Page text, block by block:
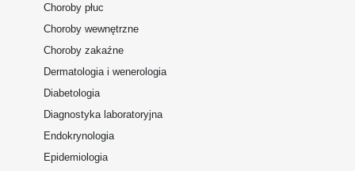
Choroby płuc
Choroby wewnętrzne
Choroby zakaźne
Dermatologia i wenerologia
Diabetologia
Diagnostyka laboratoryjna
Endokrynologia
Epidemiologia